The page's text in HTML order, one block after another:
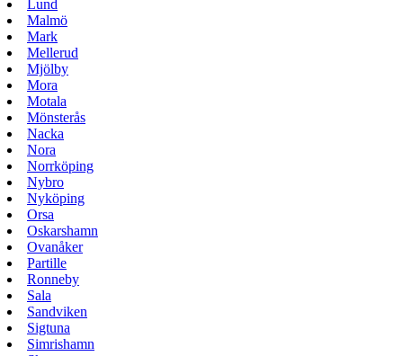
Lund
Malmö
Mark
Mellerud
Mjölby
Mora
Motala
Mönsterås
Nacka
Nora
Norrköping
Nybro
Nyköping
Orsa
Oskarshamn
Ovanåker
Partille
Ronneby
Sala
Sandviken
Sigtuna
Simrishamn